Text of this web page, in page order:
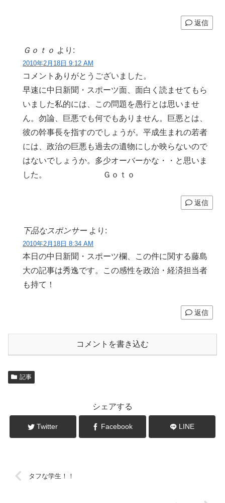
返信
Ｇｏｔｏ より:
2010年2月18日 9:12 AM
コメントありがとうございました。
早速に中日新聞・スポーツ面、面白く読ませてもら
いました私的には、この問題を愚行とは思いませ
ん。勿論、巨悪でも何でもありません。巨悪とは、
彼の幹事長を指すのでしょうが。平成生まれの若者
には、政治の巨悪も過去の遺物にしか映らないので
はないでしょうか。多少オーバーかな・・と思いま
した。 Ｇｏｔｏ
返信
下品なスポンサー より:
2010年2月18日 8:34 AM
本日の中日新聞・スポーツ欄、この件に関する藤島
大の記事は秀逸です。この感性を政治・経済担当者
も持て！
返信
コメントを書き込む
記事
シェアする
Twitter Facebook LINE
タフな学生！！